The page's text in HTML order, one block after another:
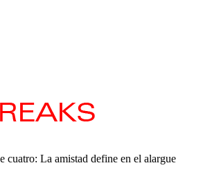
cuatro: La amistad define en el alargue